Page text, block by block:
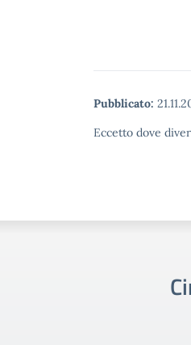
Pubblicato:
Eccetto dove